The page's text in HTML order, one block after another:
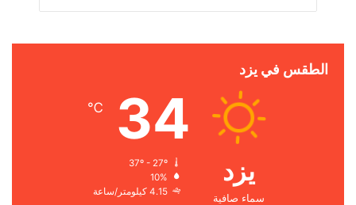
الطقس في يزد
يزد
سماء صافية
34
℃
10%
4.15 كيلومتر/ساعة